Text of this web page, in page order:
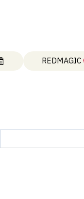
REDMAGIC